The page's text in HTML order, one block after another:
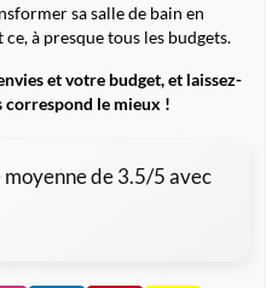
sa salle de bain en
à presque tous les budgets.
et votre budget, et laissez-
correspond le mieux !
de3.5/5 avec